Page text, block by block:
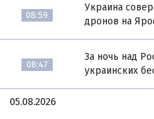
08:59
Украина
дронов на
08:47
За ночь над
украинских
05.08.2026